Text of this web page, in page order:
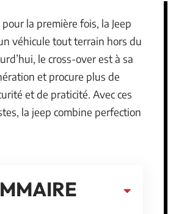
la première fois, la Jeep
véhicule tout terrain hors du
le cross-over est à sa
et procure plus de
et de praticité. Avec ces
la jeep combine perfection